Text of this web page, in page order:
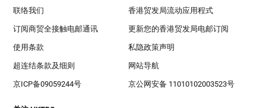
联络我们 香港贸发局流动应用程式
订阅商贸全接触电邮通讯 更新您的香港贸发局电邮订阅
使用条款 私隐政策声明
超连结条款及细则 网站导航
京ICP备09059244号 京公网安备 11010102003523号